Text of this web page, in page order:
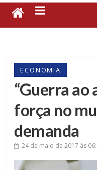
ECONOMIA
“Guerra ao
força no
demanda
24 de maio de 2017 às